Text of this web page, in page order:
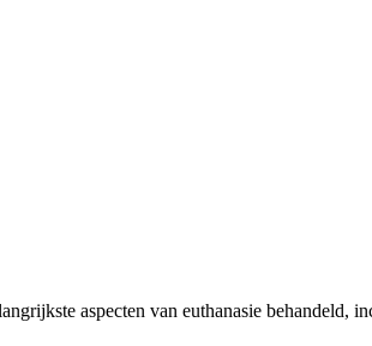
aspecten van euthanasie behandeld,